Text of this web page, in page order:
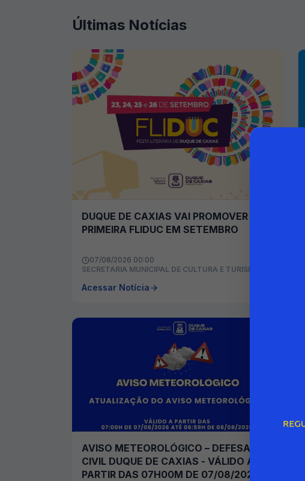
Últimas Notícias
DUQUE DE CAXIAS VAI PROMOVER
PRIMEIRA FLIDUC EM SETEMBRO
07/08/2026 00:00
SECRETARIA MUNICIPAL DE CULTURA E TURISMO
Acessar Notícia
AVISO METEOROLÓGICO – DEFESA
CIVIL DUQUE DE CAXIAS - VÁLIDO A
PARTIR DAS 07H00M DE 07/08/2026